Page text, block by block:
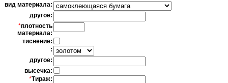
вид материала:
другое:
*плотность
материала:
тиснение:
:
другое:
высечка:
*Тираж: